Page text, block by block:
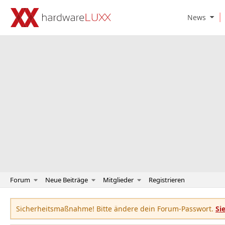
News O
Forum Neue Beiträge Mitglieder Registrieren
Sicherheitsmaßnahme! Bitte ändere dein Forum-Passwort.